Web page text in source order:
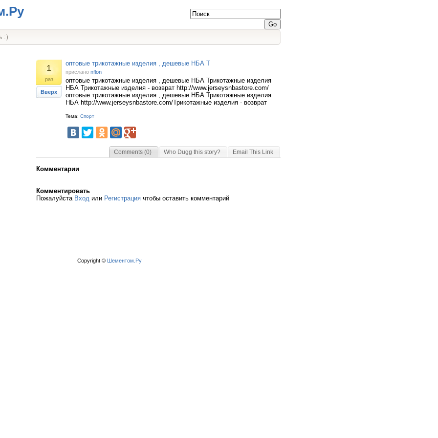
:)
1
раз
Вверх
оптовые трикотажные изделия , дешевые НБА Т
прислано nflon
оптовые трикотажные изделия , дешевые НБА Трикотажные изделия
НБА Трикотажные изделия - возврат http://www.jerseysnbastore.com/
оптовые трикотажные изделия , дешевые НБА Трикотажные изделия
НБА http://www.jerseysnbastore.com/Трикотажные изделия - возврат
Тема: Спорт
Comments (0) Who Dugg this story? Email This Link
Комментарии
Комментировать
Пожалуйста Вход или Регистрация чтобы оставить комментарий
Copyright © Шементом.Ру